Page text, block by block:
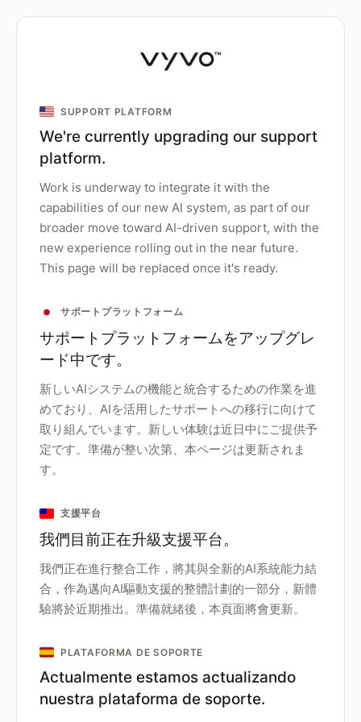
SUPPORT PLATFORM
We're currently upgrading our support
platform.
Work is underway to integrate it with the
capabilities of our new AI system, as part of our
broader move toward AI-driven support, with the
new experience rolling out in the near future.
This page will be replaced once it's ready.
サポートプラットフォーム
サポートプラットフォームをアップグレ
ード中です。
新しいAIシステムの機能と統合するための作業を進
めており、AIを活用したサポートへの移行に向けて
取り組んでいます。新しい体験は近日中にご提供予
定です。準備が整い次第、本ページは更新されま
す。
支援平台
我們目前正在升級支援平台。
我們正在進行整合工作，將其與全新的AI系統能力結
合，作為邁向AI驅動支援的整體計劃的一部分，新體
驗將於近期推出。準備就緒後，本頁面將會更新。
PLATAFORMA DE SOPORTE
Actualmente estamos actualizando
nuestra plataforma de soporte.